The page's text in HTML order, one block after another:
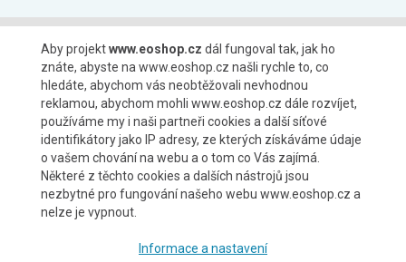
Možnosti platby
Možnosti dopravy
Aby projektwww.eoshop.cz dál fungoval tak, jak ho
znáte, abyste na www.eoshop.cz našli rychle to, co
hledáte, abychom vás neobtěžovali nevhodnou
reklamou, abychom mohli www.eoshop.cz dále rozvíjet,
používáme my i naši partneři cookies a další síťové
identifikátory jako IP adresy, ze kterých získáváme údaje
o vašem chování na webu a o tom co Vás zajímá.
Některé z těchto cookies a dalších nástrojů jsou
nezbytné pro fungování našeho webu www.eoshop.cz a
nelze je vypnout.
Informace a nastavení